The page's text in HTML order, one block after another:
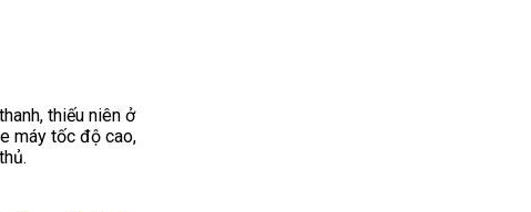
thiếu niên ở
máy tốc độ cao,